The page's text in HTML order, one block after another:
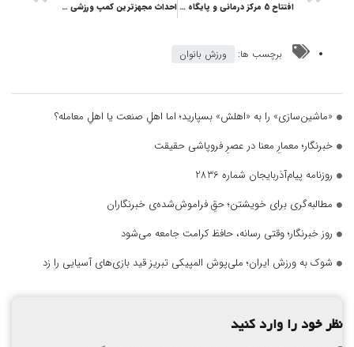
افتتاح 5 مرکز درمانی و پایگاه امداد و نجات در آذربایجان شرقی احداث مجهزترین کمپ ورزشی ایران در ورزقان
برچسب ها: ورزش بانوان
«ماشین‌سازی» را به «اهلش» بسپارید؛ اما اهلِ صنعت یا اهلِ معامله؟
خبرنگار؛ معمارِ معنا در عصرِ فروپاشی حقیقت
روزنامه پیام‌آذربایجان شماره 2836
مطالبه‌گری برای خویشتن؛ حقِ فراموش‌شده‌ی خبرنگاران
روز خبرنگار؛ وقتی رسانه، حافظ کرامت جامعه می‌شود
شوک به ورزش ایران؛ ملی‌پوش المپیکی تبریز قید بازی‌های آسیایی را زد
نظر خود را وارد کنید